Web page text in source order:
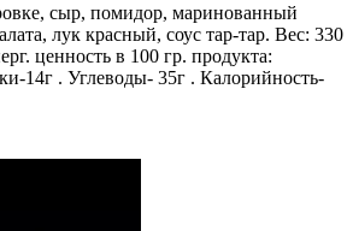
сыр, помидор, маринованный
лук красный, соус тар-тар. Вес: 330
ценность в 100 гр. продукта:
14г . Углеводы- 35г . Калорийность-